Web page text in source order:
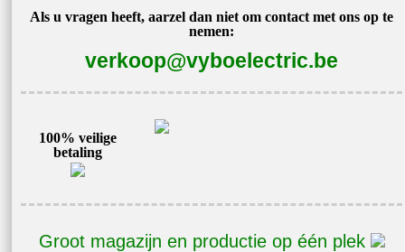
Als u vragen heeft, aarzel dan niet om contact met ons op te
nemen:
verkoop@vyboelectric.be
100% veilige
betaling
Groot magazijn en productie op één plek